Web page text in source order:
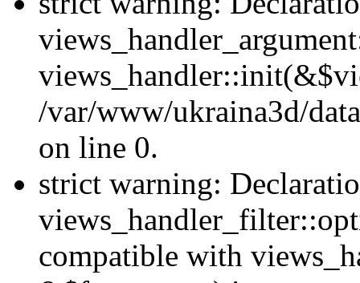
/var/www/ukraina3d/
on line 0.
strict warning:
compatible with